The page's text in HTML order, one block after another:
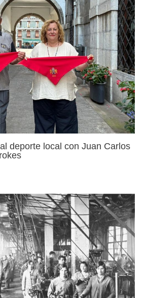
deporte local con Juan Carlos